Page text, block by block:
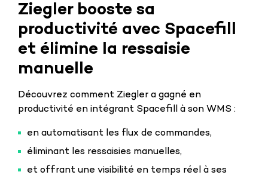
Ziegler booste sa
productivité avec Spacefill
et élimine la ressaisie
manuelle
Découvrez comment Ziegler a gagné en
productivité en intégrant Spacefill à son WMS :
en automatisant les flux de commandes,
éliminant les ressaisies manuelles,
et offrant une visibilité en temps réel à ses